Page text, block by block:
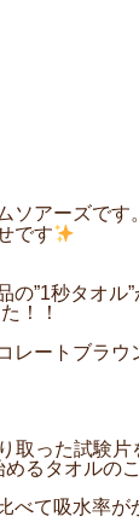
ソアーズです。
です
の”1秒タオル
！！
レートブラウ
取った試験片
るタオルのこ
べて吸水率が